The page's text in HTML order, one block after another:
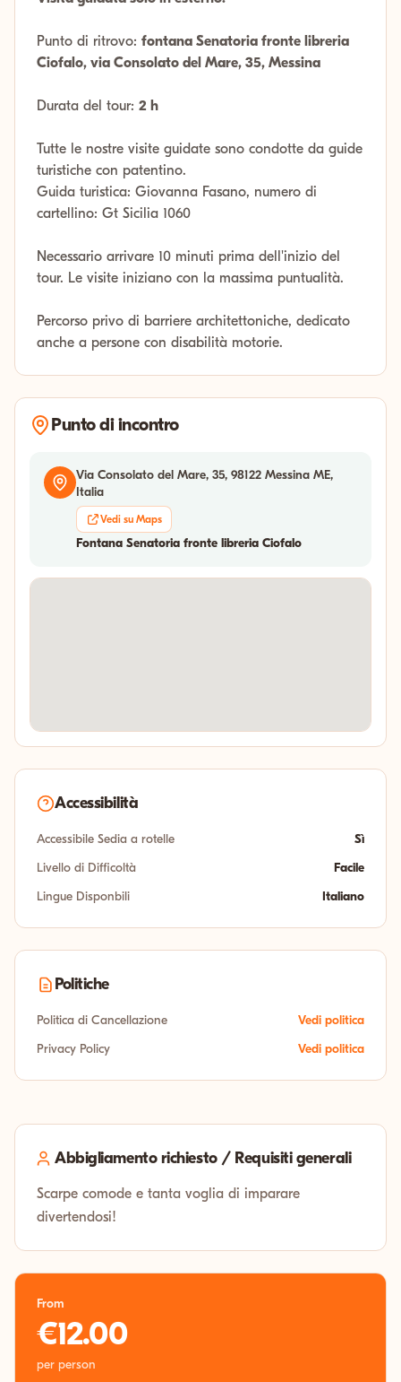
Punto di ritrovo: fontana Senatoria fronte libreria
Ciofalo, via Consolato del Mare, 35, Messina
Durata del tour: 2 h
Tutte le nostre visite guidate sono condotte da guide
turistiche con patentino.
Guida turistica: Giovanna Fasano, numero di
cartellino: Gt Sicilia 1060
Necessario arrivare 10 minuti prima dell'inizio del
tour. Le visite iniziano con la massima puntualità.
Percorso privo di barriere architettoniche, dedicato
anche a persone con disabilità motorie.
Punto di incontro
Via Consolato del Mare, 35, 98122 Messina ME,
Italia
Vedi su Maps
Fontana Senatoria fronte libreria Ciofalo
Accessibilità
Accessibile Sedia a rotelle
Sì
Livello di Difficoltà
Facile
Lingue Disponbili
Italiano
Politiche
Politica di Cancellazione
Vedi politica
Privacy Policy
Vedi politica
Abbigliamento richiesto / Requisiti generali
Scarpe comode e tanta voglia di imparare
divertendosi!
From
€12.00
per person